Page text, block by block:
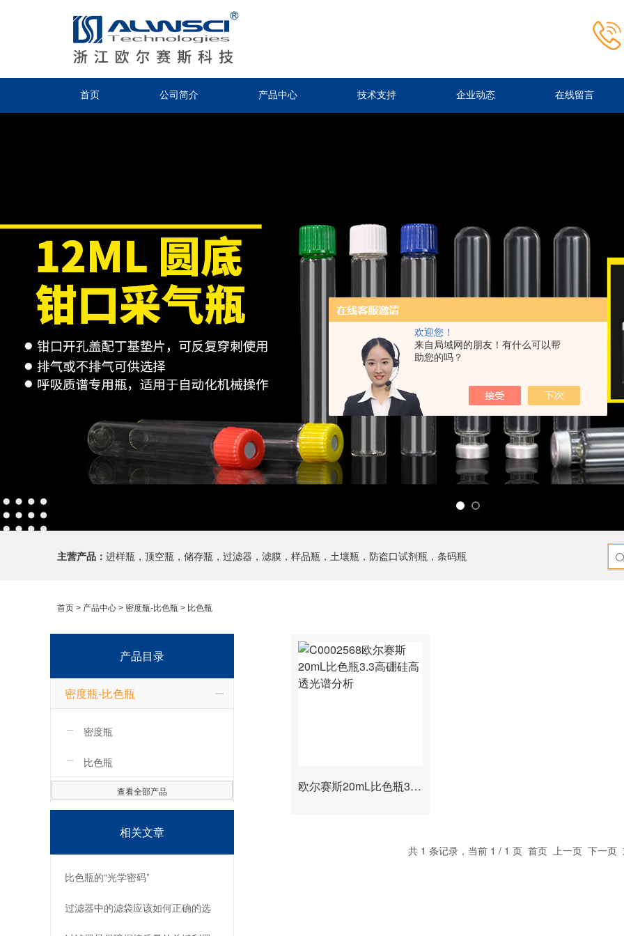
欢迎您！
来自局域网的朋友！有什么可以帮
助您的吗？
首页 公司简介 产品中心 技术支持 企业动态 在线留言
主营产品： 进样瓶，顶空瓶，储存瓶，过滤器，滤膜，样品瓶，土壤瓶，防盗口试剂瓶，条码瓶
首页 > 产品中心 > 密度瓶-比色瓶 > 比色瓶
产品目录
密度瓶-比色瓶
密度瓶
比色瓶
查看全部产品
相关文章
比色瓶的“光学密码”
过滤器中的滤袋应该如何正确的选
欧尔赛斯20mL比色瓶3.3高硼硅高透光谱分析
共 1 条记录，当前 1 / 1 页 首页 上一页 下一页